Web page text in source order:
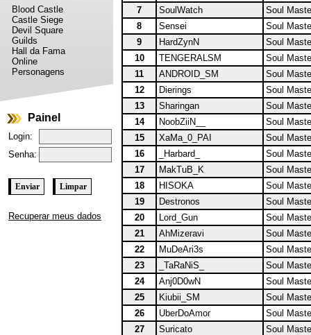
Blood Castle
Castle Siege
Devil Square
Guilds
Hall da Fama
Online
Personagens
7
SoulWatch
Soul
8
Sensei
Soul
9
HardZynN
Soul
10
TENGERALSM
Soul
11
ANDROID_SM
Soul
12
Dierings
Soul
13
Sharingan
Soul
14
NoobZiiN__
Soul
15
XaMa_0_PAI
Soul
16
_Harbard_
Soul
17
MakTuB_K
Soul
18
HISOKA
Soul
19
Destronos
Soul
20
Lord_Gun
Soul
21
AhMizeravi
Soul
22
MuDeAri3s
Soul
23
_TaRaNiS_
Soul
24
Anj0D0wN
Soul
25
Kiubii_SM
Soul
26
UberDoAmor
Soul
27
Suricato
Soul
Painel
Login:
Senha:
Recuperar meus dados